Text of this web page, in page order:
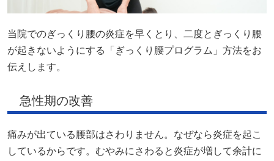
当院でのぎっくり腰の炎症を早くとり、二度とぎっくり腰
が起きないようにする「ぎっくり腰プログラム」方法をお
伝えします。
急性期の改善
痛みが出ている腰部はさわりません。なぜなら炎症を起こ
しているからです。むやみにさわると炎症が増して余計に